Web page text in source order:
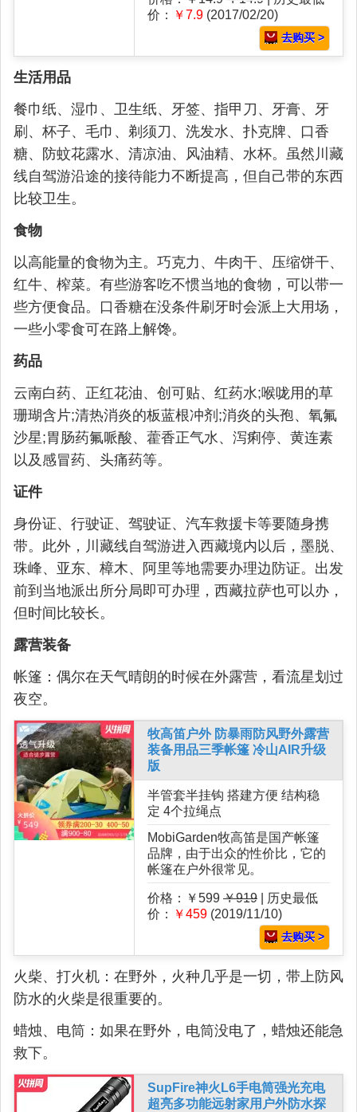
价：
￥7.9 (2017/02/20)
去购买 >
生活用品
餐巾纸、湿巾、卫生纸、牙签、指甲刀、牙膏、牙
刷、杯子、毛巾、剃须刀、洗发水、扑克牌、口香
糖、防蚊花露水、清凉油、风油精、水杯。虽然川藏
线自驾游沿途的接待能力不断提高，但自己带的东西
比较卫生。
食物
以高能量的食物为主。巧克力、牛肉干、压缩饼干、
红牛、榨菜。有些游客吃不惯当地的食物，可以带一
些方便食品。口香糖在没条件刷牙时会派上大用场，
一些小零食可在路上解馋。
药品
云南白药、正红花油、创可贴、红药水;喉咙用的草
珊瑚含片;清热消炎的板蓝根冲剂;消炎的头孢、氧氟
沙星;胃肠药氟哌酸、藿香正气水、泻痢停、黄连素
以及感冒药、头痛药等。
证件
身份证、行驶证、驾驶证、汽车救援卡等要随身携
带。此外，川藏线自驾游进入西藏境内以后，墨脱、
珠峰、亚东、樟木、阿里等地需要办理边防证。出发
前到当地派出所分局即可办理，西藏拉萨也可以办，
但时间比较长。
露营装备
帐篷：偶尔在天气晴朗的时候在外露营，看流星划过
夜空。
牧高笛户外 防暴雨防风野外露营
装备用品三季帐篷 冷山AIR升级
版
半管套半挂钩 搭建方便 结构稳
定 4个拉绳点
MobiGarden牧高笛是国产帐篷
品牌，由于出众的性价比，它的
帐篷在户外很常见。
价格：￥599 ￥919 | 历史最低
价：
￥459 (2019/11/10)
去购买 >
火柴、打火机：在野外，火种几乎是一切，带上防风
防水的火柴是很重要的。
蜡烛、电筒：如果在野外，电筒没电了，蜡烛还能急
救下。
SupFire神火L6手电筒强光充电
超亮多功能远射家用户外防水探